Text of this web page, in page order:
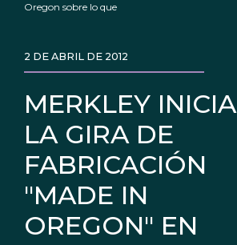
Oregon sobre lo que
MERKLEY INICIA
LA GIRA DE
FABRICACIÓN
"MADE IN
OREGON" EN
2 DE ABRIL DE 2012